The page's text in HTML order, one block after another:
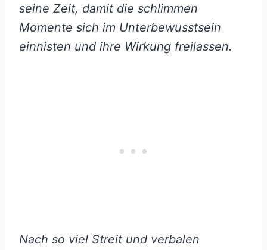
seine Zeit, damit die schlimmen
Momente sich im Unterbewusstsein
einnisten und ihre Wirkung freilassen.
Nach so viel Streit und verbalen